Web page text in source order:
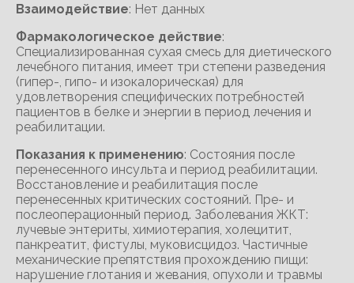
Взаимодействие: Нет данных
Фармакологическое действие:
Специализированная сухая смесь для диетического
лечебного питания, имеет три степени разведения
(гипер-, гипо- и изокалорическая) для
удовлетворения специфических потребностей
пациентов в белке и энергии в период лечения и
реабилитации.
Показания к применению: Состояния после
перенесенного инсульта и период реабилитации.
Восстановление и реабилитация после
перенесенных критических состояний. Пре- и
послеоперационный период. Заболевания ЖКТ:
лучевые энтериты, химиотерапия, холецитит,
панкреатит, фистулы, муковисцидоз. Частичные
механические препятствия прохождению пищи:
нарушение глотания и жевания, опухоли и травмы